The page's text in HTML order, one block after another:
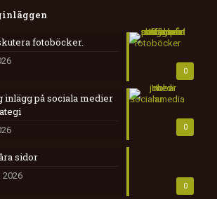
0
fotoböcker.
0
inlägg på sociala medier
0
sidor
2026